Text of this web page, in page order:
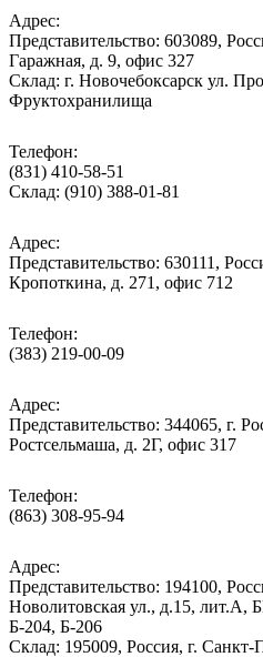
Адрес:
Представительство: 603089,
Гаражная, д. 9, офис 327
Склад: г. Новочебоксарск ул.
Фруктохранилища
Телефон:
(831) 410-58-51
Склад: (910) 388-01-81
Адрес:
Представительство: 630111,
Кропоткина, д. 271, офис 712
Телефон:
(383) 219-00-09
Адрес:
Представительство: 344065, г.
Ростсельмаша, д. 2Г, офис 317
Телефон:
(863) 308-95-94
Адрес:
Представительство: 194100,
Новолитовская ул., д.15, лит.А,
Б-204, Б-206
Склад: 195009, Россия, г. Санкт-